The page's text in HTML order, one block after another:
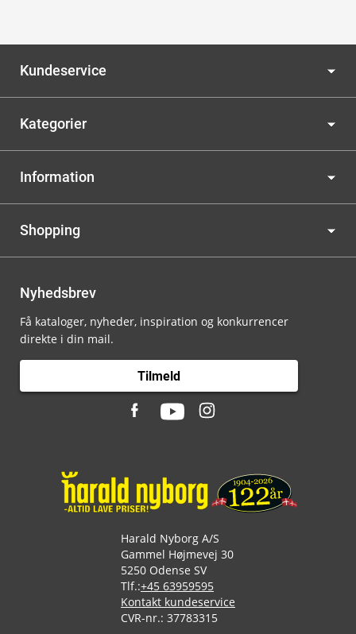
Kundeservice
Kategorier
Information
Shopping
Nyhedsbrev
Få kataloger, nyheder, inspiration og konkurrencer
direkte i din mail.
Tilmeld
Harald Nyborg A/S
Gammel Højmevej 30
5250 Odense SV
Tlf.:+45 63959595
Kontakt kundeservice
CVR-nr.: 37783315